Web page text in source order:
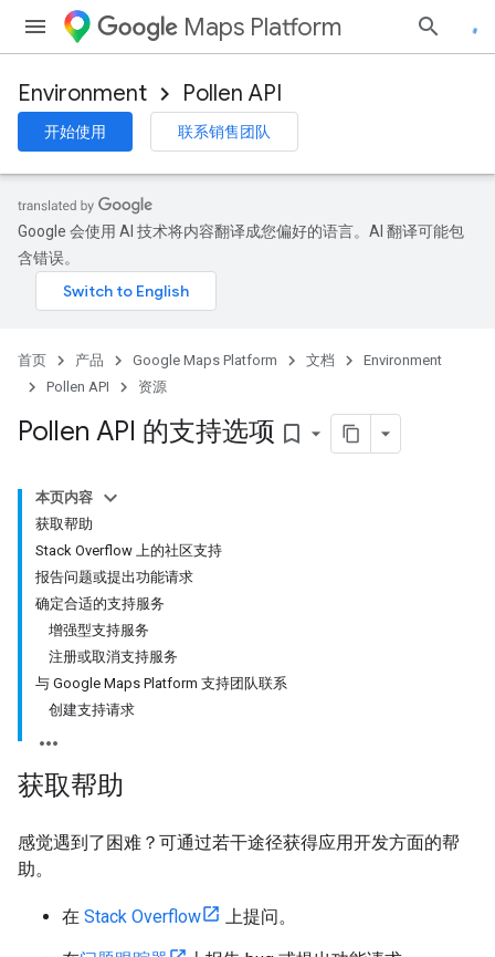
Maps Platform
Environment Pollen API
开始使用 联系销售团队
Google 会使用 AI 技术将内容翻译成您偏好的语言。AI 翻译可能包
含错误。
首页 产品 Google Maps Platform 文档
Environment
Pollen API
资源
Pollen API 的支持选项 bookmark_border
本页内容
获取帮助
Stack Overflow 上的社区支持
报告问题或提出功能请求
确定合适的支持服务
增强型支持服务
注册或取消支持服务
与 Google Maps Platform 支持团队联系
创建支持请求
获取帮助
感觉遇到了困难？可通过若干途径获得应用开发方面的帮
助。
在 Stack Overflow 上提问。